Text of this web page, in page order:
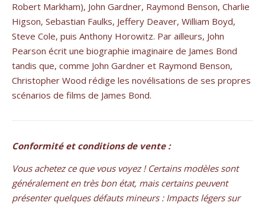
Robert Markham), John Gardner, Raymond Benson, Charlie
Higson, Sebastian Faulks, Jeffery Deaver, William Boyd,
Steve Cole, puis Anthony Horowitz. Par ailleurs, John
Pearson écrit une biographie imaginaire de James Bond
tandis que, comme John Gardner et Raymond Benson,
Christopher Wood rédige les novélisations de ses propres
scénarios de films de James Bond.
Conformité et conditions de vente :
Vous achetez ce que vous voyez ! Certains modèles sont
généralement en très bon état, mais certains peuvent
présenter quelques défauts mineurs : Impacts légers sur